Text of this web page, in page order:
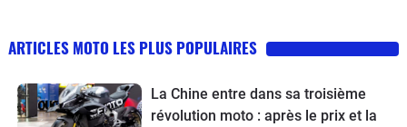
ARTICLES MOTO LES PLUS POPULAIRES
La Chine entre dans sa troisième
révolution moto : après le prix et la